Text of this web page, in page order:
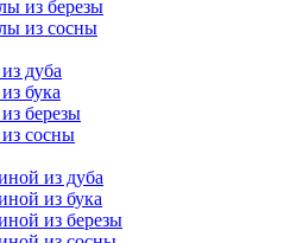
из березы
из сосны
дуба
бука
березы
сосны
из дуба
из бука
из березы